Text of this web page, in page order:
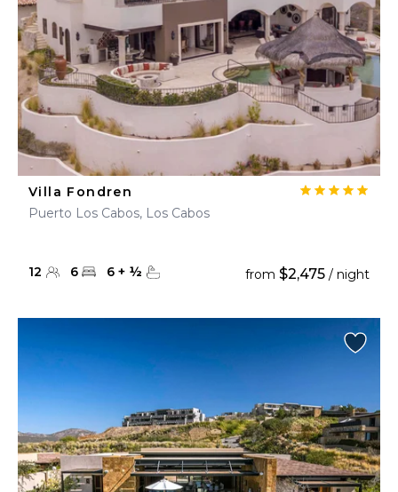
Villa Fondren
Puerto Los Cabos, Los Cabos
12 6 6 + ½ from $2,475 / night